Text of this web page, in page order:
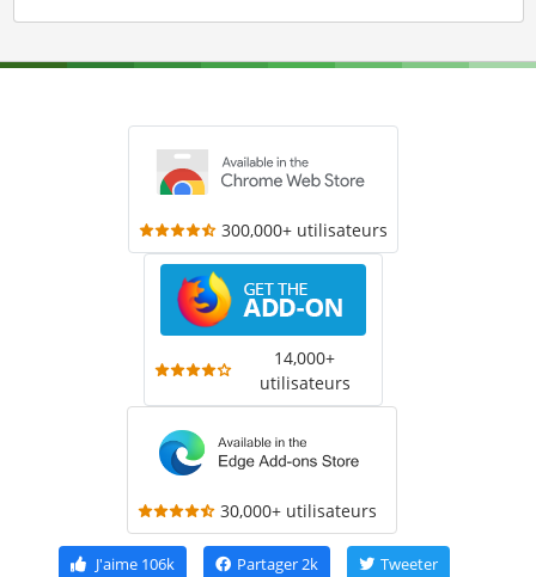
300,000+ utilisateurs
14,000+
utilisateurs
30,000+ utilisateurs
J'aime106k Partager 2k Tweeter